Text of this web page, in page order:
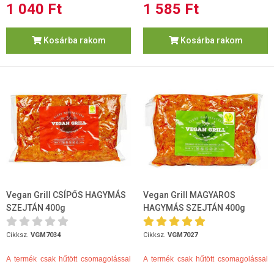
1 040 Ft
Kosárba rakom
1 585 Ft
Kosárba rakom
Vegan Grill CSÍPŐS HAGYMÁS
SZEJTÁN 400g
Cikksz. VGM7034
A termék csak hűtött csomagolással
Vegan Grill MAGYAROS
HAGYMÁS SZEJTÁN 400g
Cikksz. VGM7027
A termék csak hűtött csomagolással